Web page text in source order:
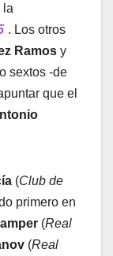
la
. Los otros
Ramos y
sextos -de
que el
(Club de
primero en
(Real
(Real